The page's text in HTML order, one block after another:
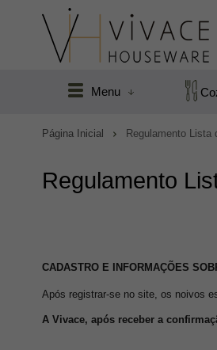
Menu
Página Inicial Regulamento Lista
Regulamento
CADASTRO E INFORMAÇÕES
Após registrar-se no site, os noivos
A Vivace, após receber a